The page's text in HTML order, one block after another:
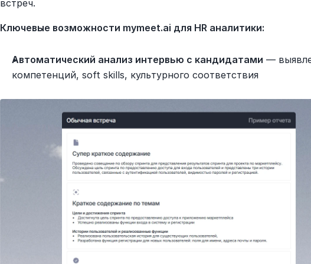
встреч.
Ключевые возможности mymeet.ai для HR аналитики:
Автоматический анализ интервью с кандидатами —
компетенций, soft skills, культурного соответствия